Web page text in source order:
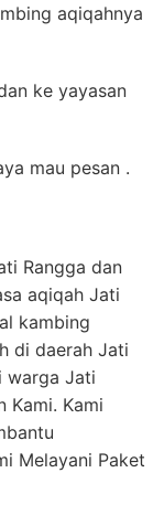
aqiqahnya
ke yayasan
mau pesan .
Rangga dan
aqiqah Jati
kambing
di daerah Jati
warga Jati
Kami. Kami
Melayani Paket